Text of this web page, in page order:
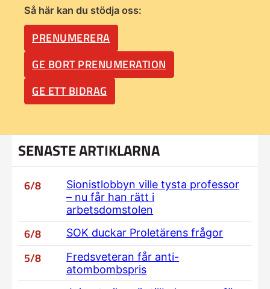
Så här kan du stödja oss:
PRENUMERERA
GE BORT PRENUMERATION
GE ETT BIDRAG
SENASTE ARTIKLARNA
6/8
Sionistlobbyn ville tysta professor
– nu får han rätt i
arbetsdomstolen
6/8 SOK duckar Proletärens frågor
5/8
Fredsveteran får anti-
atombombspris